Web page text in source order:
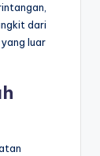
dari
luar